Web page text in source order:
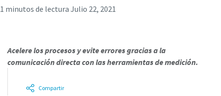
1 minutos de lectura Julio 22, 2021
Acelere los procesos y evite errores gracias a la
comunicación directa con las herramientas de medición.
Compartir